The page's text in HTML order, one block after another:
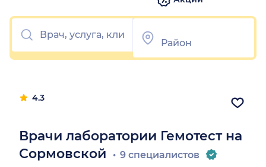
Врачи лаборатории Гемотест на
Сормовской
9 специалистов
4.3